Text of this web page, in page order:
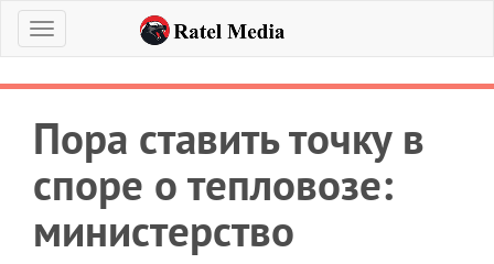
Меню
Пора ставить точку в
споре о тепловозе:
министерство